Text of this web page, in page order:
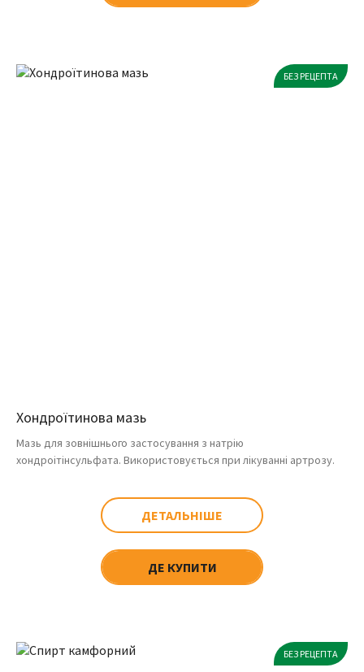
БЕЗ РЕЦЕПТА
Хондроїтинова мазь
Мазь для зовнішнього застосування з натрію
хондроітінсульфата. Використовується при лікуванні артрозу.
ДЕТАЛЬНІШЕ
ДЕ КУПИТИ
БЕЗ РЕЦЕПТА